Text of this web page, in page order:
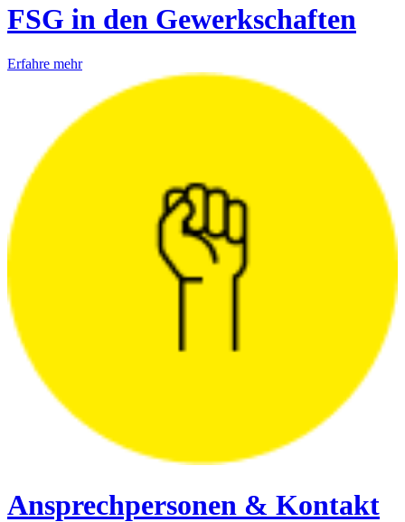
FSG in den Gewerkschaften
Erfahre mehr
Ansprechpersonen & Kontakt